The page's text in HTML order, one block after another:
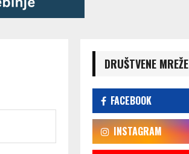
DRUŠTVENE MREŽE
FACEBOOK
INSTAGRAM